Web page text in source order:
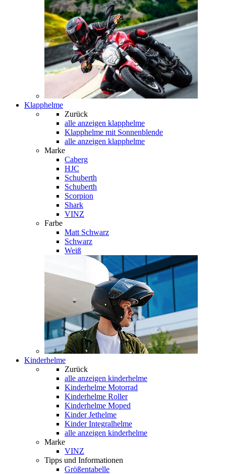
Klapphelme
Zurück
alle anzeigen klapphelme
Klapphelme mit Sonnenblende
alle anzeigen klapphelme
Marke
Caberg
HJC
Schuberth
Schuberth
Scorpion
Shark
VINZ
Farbe
Matt Schwarz
Schwarz
Weiß
Kinderhelme
Zurück
alle anzeigen kinderhelme
Kinderhelme Motorrad
Kinderhelme Roller
Kinderhelme Moped
Kinder Jethelme
Kinder Integralhelme
alle anzeigen kinderhelme
Marke
VINZ
Tipps und Informationen
Größentabelle